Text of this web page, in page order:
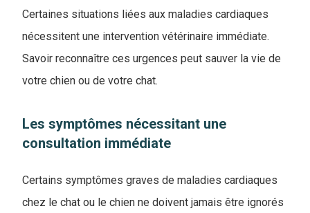
Certaines situations liées aux maladies cardiaques
nécessitent une intervention vétérinaire immédiate.
Savoir reconnaître ces urgences peut sauver la vie de
votre chien ou de votre chat.
Les symptômes nécessitant une
consultation immédiate
Certains symptômes graves de maladies cardiaques
chez le chat ou le chien ne doivent jamais être ignorés